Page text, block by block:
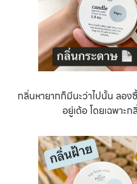
กลิ่นหายากก็มีนะว่าไปนั้น ลอ
อยู่เด้อ โดยเฉพาะ